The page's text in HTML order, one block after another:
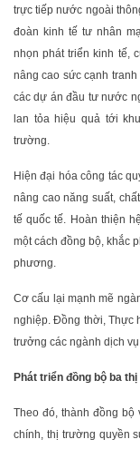
trực tiếp nước ngoài
đoàn kinh tế tư nhân
nhọn phát triển kinh tế,
nâng cao sức cạnh
các dự án đầu tư nước
lan tỏa hiệu quả tới
trường.
Hiện đại hóa công tác
nâng cao năng suất,
tế quốc tế. Hoàn thiện
một cách đồng bộ, khắc
phương.
Cơ cấu lại mạnh mẽ
nghiệp. Đồng thời, Thực
trưởng các ngành dịch
Phát triển đồng bộ ba
Theo đó, thành đồng
chính, thị trường quyền